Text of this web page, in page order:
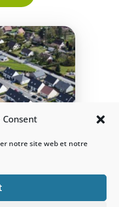
Consent
notre site web et notre